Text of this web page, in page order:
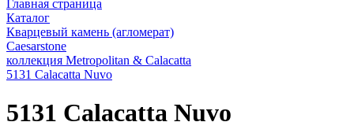
Главная страница
Каталог
Кварцевый камень (агломерат)
Caesarstone
коллекция Metropolitan & Calacatta
5131 Calacatta Nuvo
5131 Calacatta Nuvo